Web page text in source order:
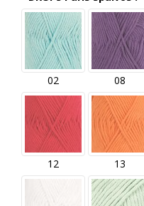
02 08
12 13